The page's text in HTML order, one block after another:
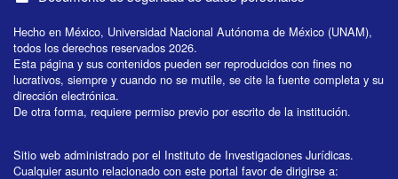
Hecho en México, Universidad Nacional Autónoma de México (UNAM),
todos los derechos reservados 2026.
Esta página y sus contenidos pueden ser reproducidos con fines no
lucrativos, siempre y cuando no se mutile, se cite la fuente completa y su
dirección electrónica.
De otra forma, requiere permiso previo por escrito de la institución.
Sitio web administrado por el Instituto de Investigaciones Jurídicas.
Cualquier asunto relacionado con este portal favor de dirigirse a: